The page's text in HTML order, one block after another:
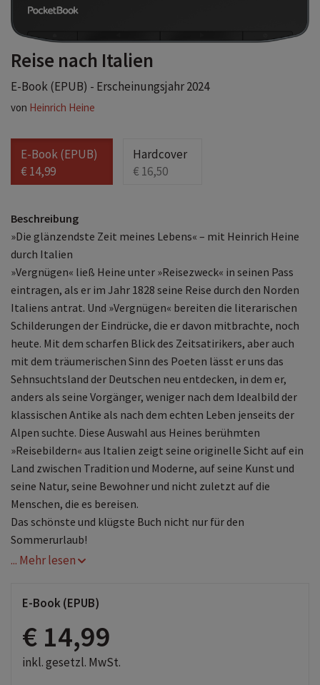
Reise nach Italien
E-Book (EPUB) - Erscheinungsjahr 2024
von Heinrich Heine
E-Book (EPUB)
€ 14,99
Hardcover
€ 16,50
Beschreibung
»Die glänzendste Zeit meines Lebens« – mit Heinrich Heine
durch Italien
»Vergnügen« ließ Heine unter »Reisezweck« in seinen Pass
eintragen, als er im Jahr 1828 seine Reise durch den Norden
Italiens antrat. Und »Vergnügen« bereiten die literarischen
Schilderungen der Eindrücke, die er davon mitbrachte, noch
heute. Mit dem scharfen Blick des Zeitsatirikers, aber auch
mit dem träumerischen Sinn des Poeten lässt er uns das
Sehnsuchtsland der Deutschen neu entdecken, in dem er,
anders als seine Vorgänger, weniger nach dem Idealbild der
klassischen Antike als nach dem echten Leben jenseits der
Alpen suchte. Diese Auswahl aus Heines berühmten
»Reisebildern« aus Italien zeigt seine originelle Sicht auf ein
Land zwischen Tradition und Moderne, auf seine Kunst und
seine Natur, seine Bewohner und nicht zuletzt auf die
Menschen, die es bereisen.
Das schönste und klügste Buch nicht nur für den
Sommerurlaub!
... Mehr lesen
E-Book (EPUB)
€ 14,99
inkl. gesetzl. MwSt.